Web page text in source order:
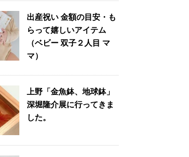
出産祝い 金額の目安・も
らって嬉しいアイテム
（ベビー 双子２人目 マ
マ）
上野「金魚鉢、地球鉢」
深堀隆介展に行ってきま
した。